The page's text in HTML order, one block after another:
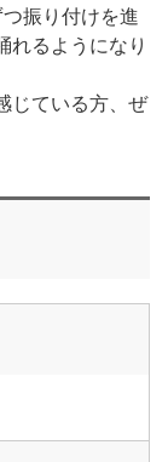
振り付けを進
れるようになり
じている方、ぜ